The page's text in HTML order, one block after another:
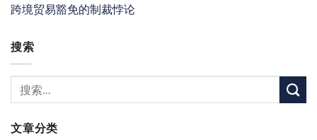
跨境贸易豁免的制裁悖论
搜索
文章分类